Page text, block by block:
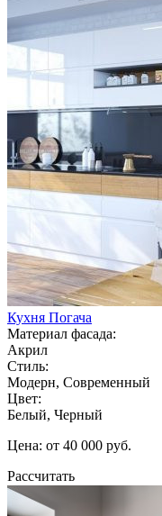
Кухня Погача
Материал фасада:
Акрил
Стиль:
Модерн, Современный
Цвет:
Белый, Черный
Цена: от 40 000 руб.
Рассчитать